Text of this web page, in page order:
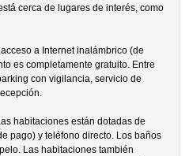
cerca de lugares de interés, como
a Internet inalámbrico (de
es completamente gratuito. Entre
con vigilancia, servicio de
habitaciones están dotadas de
pago) y teléfono directo. Los baños
Las habitaciones también